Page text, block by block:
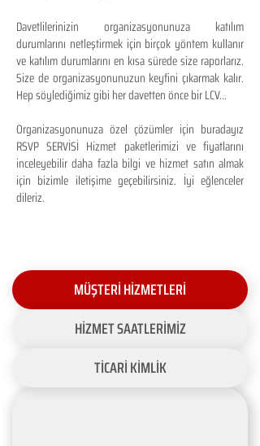
Davetlilerinizin organizasyonunuza katılım
durumlarını netleştirmek için birçok yöntem kullanır
ve katılım durumlarını en kısa sürede size raporlarız.
Size de organizasyonunuzun keyfini çıkarmak kalır.
Hep söylediğimiz gibi her davetten önce bir LCV...
Organizasyonunuza özel çözümler için buradayız
RSVP SERVİSİ Hizmet paketlerimizi ve fiyatlarını
inceleyebilir daha fazla bilgi ve hizmet satın almak
için bizimle iletişime geçebilirsiniz. İyi eğlenceler
dileriz.
MÜŞTERİ HİZMETLERİ
HİZMET SAATLERİMİZ
TİCARİ KİMLİK